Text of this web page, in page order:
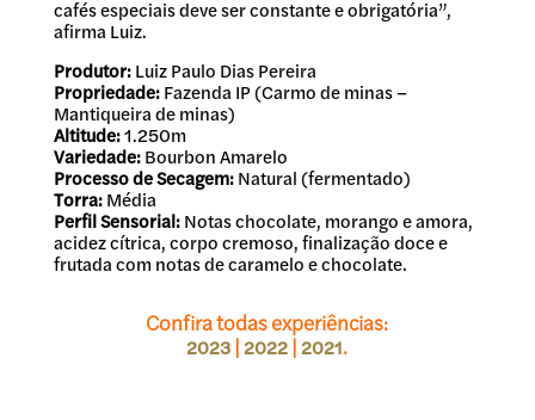
cafés especiais deve ser constante e obrigatória”,
afirma Luiz.
Produtor:Luiz Paulo Dias Pereira
Propriedade:Fazenda IP (Carmo de minas –
Mantiqueira de minas)
Altitude:1.250m
Variedade:Bourbon Amarelo
Processo de Secagem:Natural (fermentado)
Torra:Média
Perfil Sensorial:Notas chocolate, morango e amora,
acidez cítrica, corpo cremoso, finalização doce e
frutada com notas de caramelo e chocolate.
Confira todas experiências:
2023 |2022 |2021.